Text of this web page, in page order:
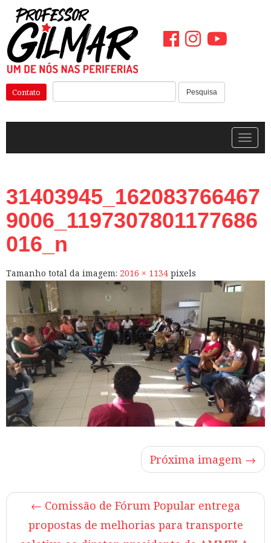
Pular
para
o
conteúdo
Pesquisa
Contato
31403945_162083766467
9006_1197307801177686
016_n
Tamanho total da imagem: 2016 × 1134 pixels
Próxima imagem →
← Comissão de Fórum Popular entrega
propostas de melhorias para transporte